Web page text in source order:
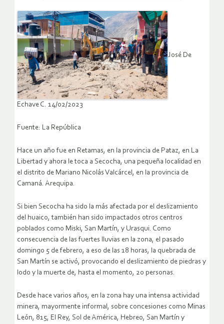
José De
Echave C. 14/02/2023
Fuente: La República
Hace un año fue en Retamas, en la provincia de Pataz, en La
Libertad y ahora le toca a Secocha, una pequeña localidad en
el distrito de Mariano Nicolás Valcárcel, en la provincia de
Camaná. Arequipa.
Si bien Secocha ha sido la más afectada por el deslizamiento
del huaico, también han sido impactados otros centros
poblados como Miski, San Martín, y Urasqui. Como
consecuencia de las fuertes lluvias en la zona, el pasado
domingo 5 de febrero, a eso de las 18 horas, la quebrada de
San Martín se activó, provocando el deslizamiento de piedras y
lodo y la muerte de, hasta el momento, 20 personas.
Desde hace varios años, en la zona hay una intensa actividad
minera, mayormente informal, sobre concesiones como Minas
León, 815, El Rey, Sol de América, Hebreo, San Martín y